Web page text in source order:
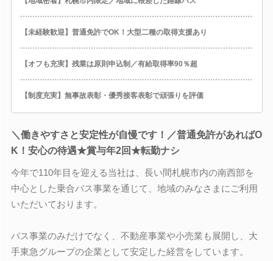
【未経験歓迎】普通免許でOK！大型二種の取得支援あり
【オフも充実】残業は原則申込制／有給取得率90％超
【制度充実】無事故表彰・優秀接客表彰で頑張りを評価
＼働きやすさと安定性が自慢です！／普通免許があればO
K！安心の待遇★賞与年2回★転勤ナシ
今年で110年目を迎える当社は、長い間札幌市内の南西部を
中心とした乗合バス事業を通じて、地域のみなさまにご利用
いただいております。
バス事業のみだけでなく、不動産事業や小売業も展開し、大
手東急グループの企業として安定した経営をしています。